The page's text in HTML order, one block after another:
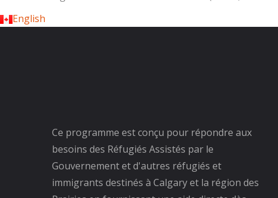
English
Ce programme est conçu pour répondre aux
besoins des Réfugiés Assistés par le
Gouvernement et d'autres réfugiés et
immigrants destinés à Calgary et la région des